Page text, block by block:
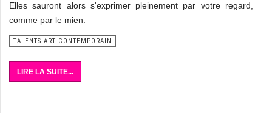
Elles sauront alors s'exprimer pleinement par votre regard,
comme par le mien.
TALENTS ART CONTEMPORAIN
LIRE LA SUITE...